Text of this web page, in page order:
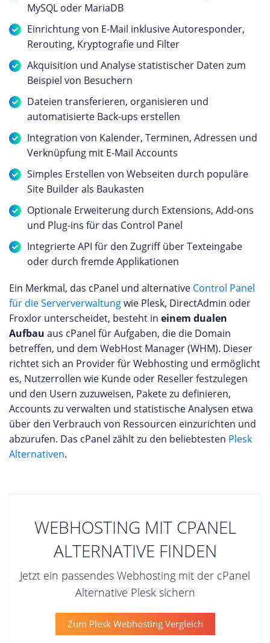
MySQL oder MariaDB
Einrichtung von E-Mail inklusive Autoresponder,
Rerouting, Kryptografie und Filter
Akquisition und Analyse statistischer Daten zum
Beispiel von Besuchern
Dateien transferieren, organisieren und
automatisierte Back-ups erstellen
Integration von Kalender, Terminen, Adressen und
Verknüpfung mit E-Mail Accounts
Simples Erstellen von Webseiten durch populäre
Site Builder als Baukasten
Optionale Erweiterung durch Extensions, Add-ons
und Plug-ins für das Control Panel
Integrierte API für den Zugriff über Texteingabe
oder durch fremde Applikationen
Ein Merkmal, das cPanel und alternative Control Panel
für die Serververwaltungwie Plesk, DirectAdmin oder
Froxlor unterscheidet, besteht in einem dualen
Aufbau aus cPanel für Aufgaben, die die Domain
betreffen, und dem WebHost Manager (WHM). Dieser
richtet sich an Provider für Webhosting und ermöglicht
es, Nutzerrollen wie Kunde oder Reseller festzulegen
und den Usern zuzuweisen, Pakete zu definieren,
Accounts zu verwalten und statistische Analysen etwa
über den Verbrauch von Ressourcen einzurichten und
abzurufen. Das cPanel zählt zu den beliebtesten Plesk
Alternativen.
WEBHOSTING MIT CPANEL
ALTERNATIVE FINDEN
Jetzt ein passendes Webhosting mit der cPanel
Alternative Plesk sichern
Zum Plesk Webhosting Vergleich